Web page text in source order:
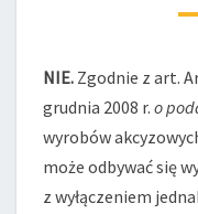
NIE. Zgodnie z art.
grudnia 2008 r. o
wyrobów
może odbywać się
z wyłączeniem